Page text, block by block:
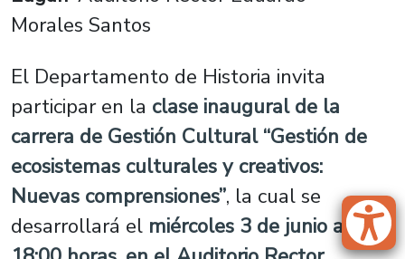
Morales Santos
El Departamento de Historia invita
participar en la clase inaugural de la
carrera de Gestión Cultural “Gestión de
ecosistemas culturales y creativos:
Nuevas comprensiones”, la cual se
desarrollará el miércoles 3 de junio a las